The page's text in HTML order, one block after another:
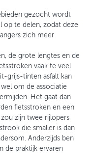
gezocht wordt
op te delen, zodat deze
zich meer
de grote lengtes en de
vaak te veel
grijs-tinten asfalt kan
om de associatie
Het gaat dan
fietsstroken en een
zijn twee rijlopers
die smaller is dan
Anderzijds ben
de praktijk ervaren